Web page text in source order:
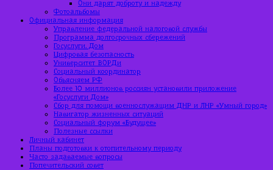
Они дарят доброту и надежду
Фотоальбомы
Официальная информация
Управление федеральной налоговой службы
Программа долгосрочных сбережений
Госуслуги. Дом
Цифровая безопасность
Университет ВОРДи
Социальный координатор
Объясняем РФ
Более 10 миллионов россиян установили приложение
«Госуслуги Дом»
Сбор для помощи военнослужащим ДНР и ЛНР «Умный город»
Навигатор жизненных ситуаций
Социальный форум «Будущее»
Полезные ссылки
Личный кабинет
Планы подготовки к отопительному периоду
Часто задаваемые вопросы
Попечительский совет